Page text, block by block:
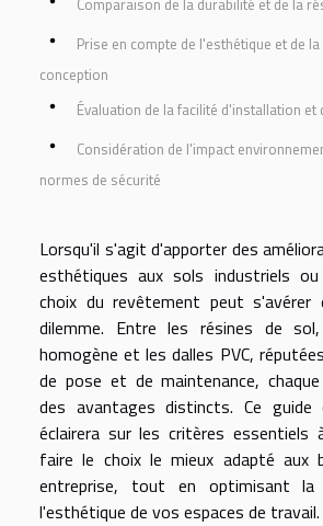
Comparaison de la durabilité et de la
Prise en compte de l'esthétique et de
conception
Évaluation de la facilité d'installation et
Considération de l'impact
normes de sécurité
Lorsqu'il s'agit d'apporter des
esthétiques aux sols industriels ou
choix du revêtement peut s'avérer
dilemme. Entre les résines de
homogène et les dalles PVC,
de pose et de maintenance,
des avantages distincts. Ce guide
éclairera sur les critères essentiels
faire le choix le mieux adapté aux
entreprise, tout en optimisant la
l'esthétique de vos espaces de travail.